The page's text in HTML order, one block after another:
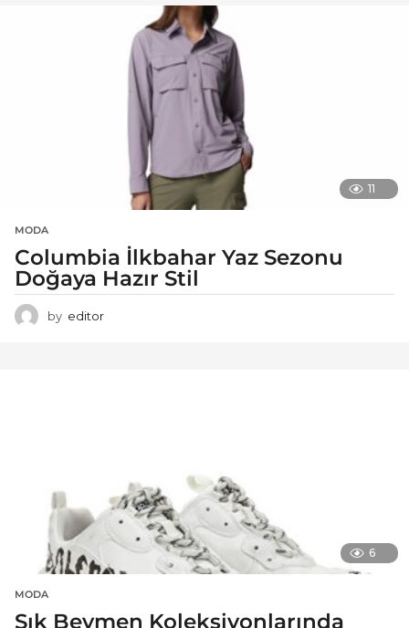
11
MODA
Columbia İlkbahar Yaz Sezonu
Doğaya Hazır Stil
by editor
6
MODA
Şık Beymen Koleksiyonlarında